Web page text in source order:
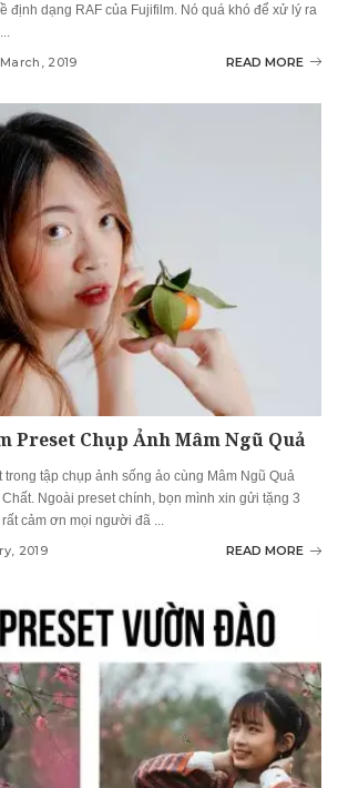
định dạng RAF của Fujifilm. Nó quá khó để xử lý ra
2019 READ MORE
Preset Chụp Ảnh Mâm Ngũ Quả
tập chụp ảnh sống ảo cùng Mâm Ngũ Quả
Ngoài preset chính, bọn mình xin gửi tặng 3
cảm ơn mọi người đã ...
2019 READ MORE